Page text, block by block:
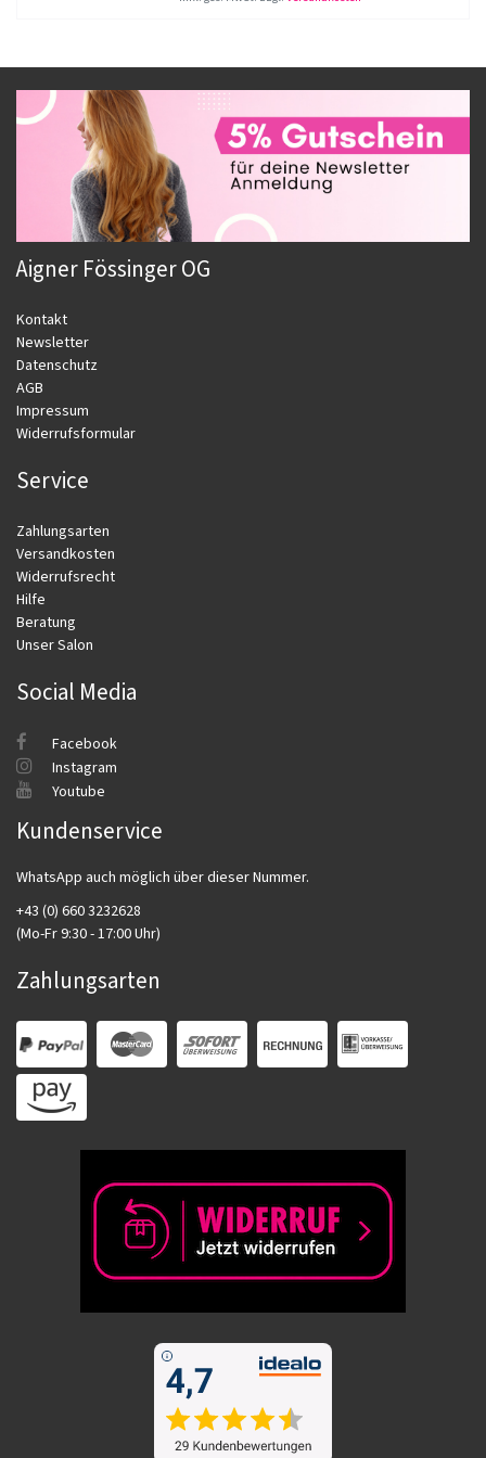
Aigner Fössinger OG
Kontakt
Newsletter
Datenschutz
AGB
Impressum
Widerrufsformular
Service
Zahlungsarten
Versandkosten
Widerrufsrecht
Hilfe
Beratung
Unser Salon
Social Media
Facebook
Instagram
Youtube
Kundenservice
WhatsApp auch möglich über dieser Nummer.
+43 (0) 660 3232628
(Mo-Fr 9:30 - 17:00 Uhr)
Zahlungsarten